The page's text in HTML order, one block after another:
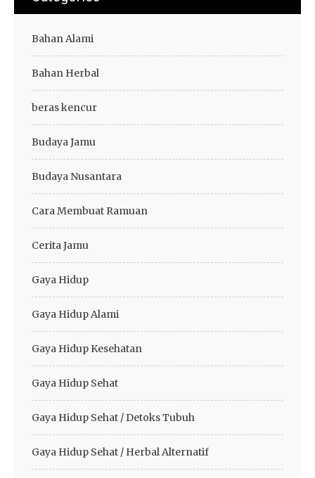
Bahan Alami
Bahan Herbal
beras kencur
Budaya Jamu
Budaya Nusantara
Cara Membuat Ramuan
Cerita Jamu
Gaya Hidup
Gaya Hidup Alami
Gaya Hidup Kesehatan
Gaya Hidup Sehat
Gaya Hidup Sehat / Detoks Tubuh
Gaya Hidup Sehat / Herbal Alternatif